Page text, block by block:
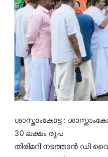
ശാസ്താംകോട്ട :
30 ലക്ഷം രൂപ
തിരിമറി നടത്താൻ ഡി